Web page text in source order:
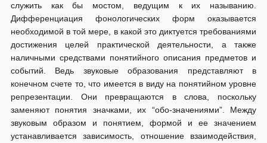
служить как бы мостом, ведущим к их называнию.
Дифференциация фонологических форм оказывается
необходимой в той мере, в какой это диктуется требованиями
достижения целей практической деятельности, а также
наличными средствами понятийного описания предметов и
событий. Ведь звуковые образования представляют в
конечном счете то, что имеется в виду на понятийном уровне
репрезентации. Они превращаются в слова, поскольку
заменяют понятия значками, их “обо-значениями”. Между
звуковым образом и понятием, формой и ее значением
устанавливается зависимость, отношение взаимодействия,